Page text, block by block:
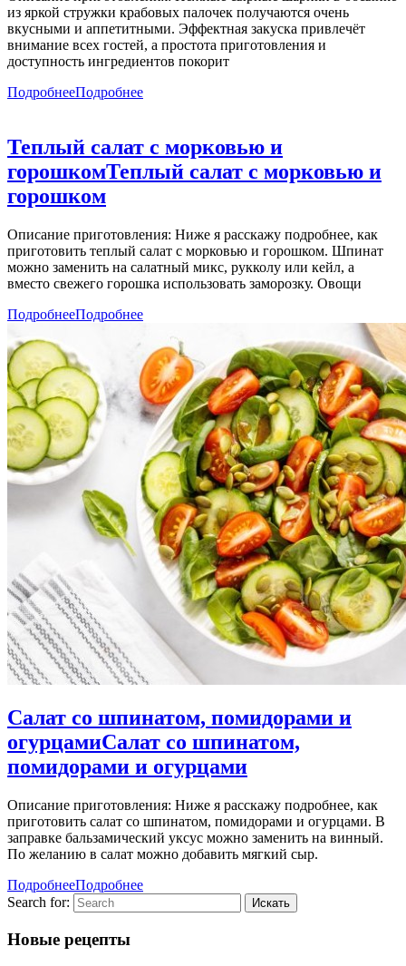
из яркой стружки крабовых палочек получаются очень
вкусными и аппетитными. Эффектная закуска привлечёт
внимание всех гостей, а простота приготовления и
доступность ингредиентов покорит
ПодробнееПодробнее
Теплый салат с морковью и
горошкомТеплый салат с морковью и
горошком
Описание приготовления: Ниже я расскажу подробнее, как
приготовить теплый салат с морковью и горошком. Шпинат
можно заменить на салатный микс, рукколу или кейл, а
вместо свежего горошка использовать заморозку. Овощи
ПодробнееПодробнее
Салат со шпинатом, помидорами и
огурцамиСалат со шпинатом,
помидорами и огурцами
Описание приготовления: Ниже я расскажу подробнее, как
приготовить салат со шпинатом, помидорами и огурцами. В
заправке бальзамический уксус можно заменить на винный.
По желанию в салат можно добавить мягкий сыр.
ПодробнееПодробнее
Search for:
Новые рецепты